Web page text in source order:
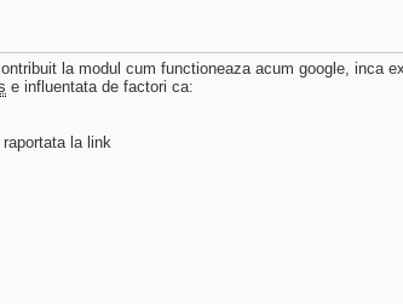
la modul cum functioneaza acum google, inca
e influentata de factori ca:
la link